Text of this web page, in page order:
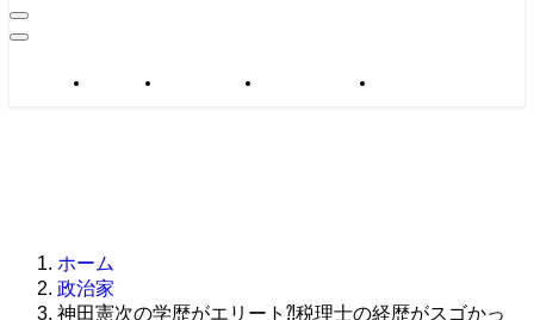
政治家 運営者情報 お問い合わせ
ホーム
政治家
神田憲次の学歴がエリート⁈税理士の経歴がスゴかっ